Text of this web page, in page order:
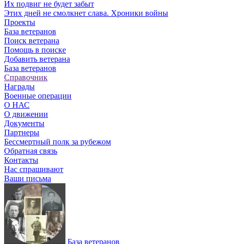
Их подвиг не будет забыт
Этих дней не смолкнет слава. Хроники войны
Проекты
База ветеранов
Поиск ветерана
Помощь в поиске
Добавить ветерана
База ветеранов
Справочник
Награды
Военные операции
О НАС
О движении
Документы
Партнеры
Бессмертный полк за рубежом
Обратная связь
Контакты
Нас спрашивают
Ваши письма
База ветеранов